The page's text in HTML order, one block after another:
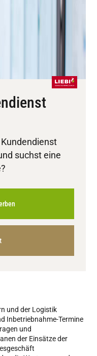
suchst eine
und der Logistik
Inbetriebnahme-Termine
und
der Einsätze der